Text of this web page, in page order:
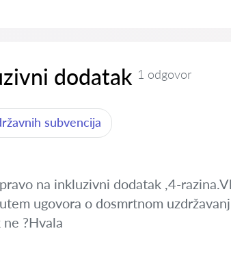
dodatak 1 odgovor
subvencija
na inkluzivni dodatak ,4-
ugovora o dosmrtnom
?Hvala